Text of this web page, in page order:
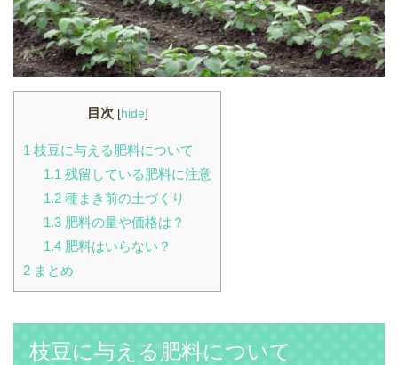
目次 [hide]
1 枝豆に与える肥料について
1.1残留している肥料に注意
1.2種まき前の土づくり
1.3肥料の量や価格は？
1.4肥料はいらない？
2 まとめ
枝豆に与える肥料について